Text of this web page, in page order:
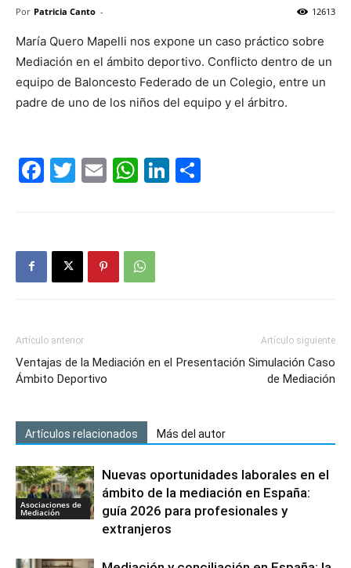
Por Patricia Canto - 12613
María Quero Mapelli nos expone un caso práctico sobre
Mediación en el ámbito deportivo. Conflicto dentro de un
equipo de Baloncesto Federado de un Colegio, entre un
padre de uno de los niños del equipo y el árbitro.
Facebook
Twitter
EmailWhatsApp
LinkedIn
Artículo anterior
Ventajas de la Mediación en el
Ámbito Deportivo
Artículo siguiente
Presentación Simulación Caso
de Mediación
Artículos relacionados Más del autor
Asociaciones de
Mediación
Nuevas oportunidades laborales en el
ámbito de la mediación en España:
guía 2026 para profesionales y
extranjeros